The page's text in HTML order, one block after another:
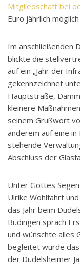
Mitgliedschaft bei
Euro jährlich
Im anschließenden
blickte die
auf ein „Jahr der
gekennzeichnet
Hauptstraße,
kleinere
seinem Grußwort
anderem auf eine
stehende
Abschluss der
Unter Gottes
Ulrike Wohlfahrt
das Jahr beim
Büdingen sprach
und wünschte alles
begleitet wurde
der Düdelsheimer